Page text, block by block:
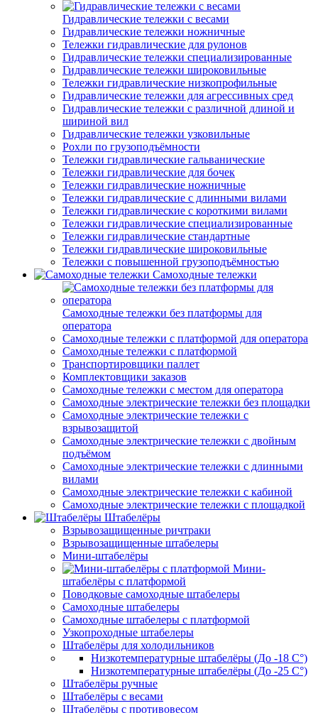
Гидравлические тележки с весами
Гидравлические тележки ножничные
Тележки гидравлические для рулонов
Гидравлические тележки специализированные
Гидравлические тележки широковильные
Тележки гидравлические низкопрофильные
Гидравлические тележки для агрессивных сред
Гидравлические тележки с различной длиной и
шириной вил
Гидравлические тележки узковильные
Рохли по грузоподъёмности
Тележки гидравлические гальванические
Тележки гидравлические для бочек
Тележки гидравлические ножничные
Тележки гидравлические с длинными вилами
Тележки гидравлические с короткими вилами
Тележки гидравлические специализированные
Тележки гидравлические стандартные
Тележки гидравлические широковильные
Тележки с повышенной грузоподъёмностью
Самоходные тележки
Самоходные тележки без платформы для
оператора
Самоходные тележки с платформой для оператора
Самоходные тележки с платформой
Транспортировщики паллет
Комплектовщики заказов
Самоходные тележки с местом для оператора
Самоходные электрические тележки без площадки
Самоходные электрические тележки с
взрывозащитой
Самоходные электрические тележки с двойным
подъёмом
Самоходные электрические тележки с длинными
вилами
Самоходные электрические тележки с кабиной
Самоходные электрические тележки с площадкой
Штабелёры
Взрывозащищенные ричтраки
Взрывозащищенные штабелеры
Мини-штабелёры
Мини-
штабелёры с платформой
Поводковые самоходные штабелеры
Самоходные штабелеры
Самоходные штабелеры с платформой
Узкопроходные штабелеры
Штабелёры для холодильников
Низкотемпературные штабелёры (До -18 C°)
Низкотемпературные штабелёры (До -25 C°)
Штабелёры ручные
Штабелёры с весами
Штабелёры с противовесом